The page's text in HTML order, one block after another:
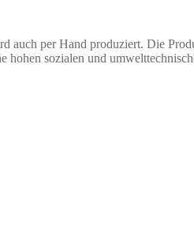
per Hand produziert. Die
sozialen und